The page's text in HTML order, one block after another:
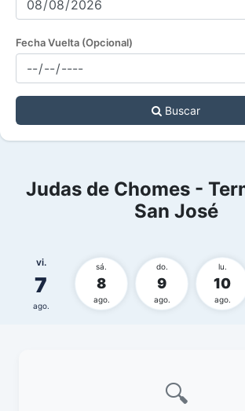
Fecha Vuelta (Opcional)
Buscar
Judas de Chomes -
San José
vi.
7
ago.
sá.
8
ago.
do.
9
ago.
lu.
10
ago.
🔍